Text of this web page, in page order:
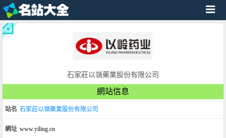
石家莊以嶺藥業股份有限公司
網站信息
站名 石家莊以嶺藥業股份有限公司
網址 www.yiling.cn